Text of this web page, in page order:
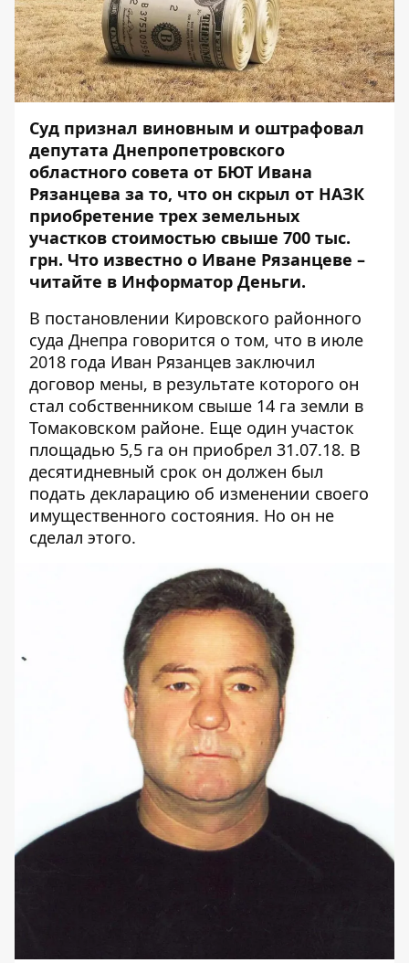
Суд признал виновным и оштрафовал
депутата Днепропетровского
областного совета от БЮТ Ивана
Рязанцева за то, что он скрыл от НАЗК
приобретение трех земельных
участков стоимостью свыше 700 тыс.
грн. Что известно о Иване Рязанцеве –
читайте в Информатор Деньги.
В постановлении Кировского районного
суда Днепра говорится о том, что в июле
2018 года Иван Рязанцев заключил
договор мены, в результате которого он
стал собственником свыше 14 га земли в
Томаковском районе. Еще один участок
площадью 5,5 га он приобрел 31.07.18. В
десятидневный срок он должен был
подать декларацию об изменении своего
имущественного состояния. Но он не
сделал этого.